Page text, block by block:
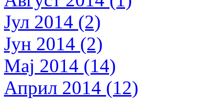
Јул 2014 (2)
Јун 2014 (2)
Мај 2014 (14)
Април 2014 (12)